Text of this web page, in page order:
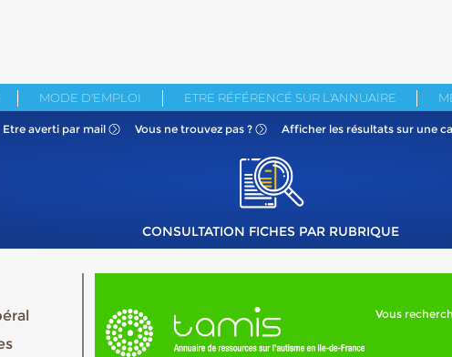
MODE D'EMPLOI ETRE RÉFÉRENCÉ SUR L'ANNUAIRE
Etre averti par mail Vous ne trouvez pas ? Afficher les résultats sur une
CONSULTATION FICHES PAR RUBRIQUE
Vous